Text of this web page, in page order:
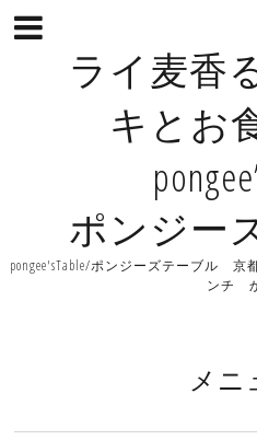
ライ麦香
キとお
ポンジー
pongee'sTable/ポンジーズテーブ
ンチ
メニ